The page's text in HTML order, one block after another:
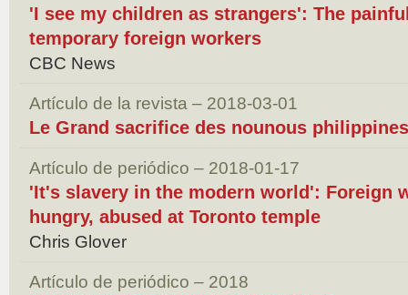
'I see my children as strangers': The
temporary foreign workers
CBC News
Artículo de la revista – 2018-03-01
Le Grand sacrifice des nounous philippines
Artículo de periódico – 2018-01-17
'It's slavery in the modern world': Foreign
hungry, abused at Toronto temple
Chris Glover
Artículo de periódico – 2018